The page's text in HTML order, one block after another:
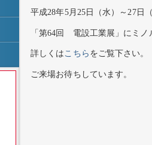
平成28年5月25日（水）～27日
「第64回 電設工業展」にミノ
詳しくはこちらをご覧下さい。
ご来場お待ちしています。